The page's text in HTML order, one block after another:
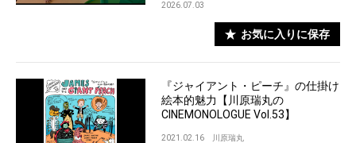
2026.07.03
お気に入りに保存
『ジャイアント・ピーチ』の仕掛け
絵本的魅力【川原瑞丸の
CINEMONOLOGUE Vol.53】
2021.02.16 川原瑞丸